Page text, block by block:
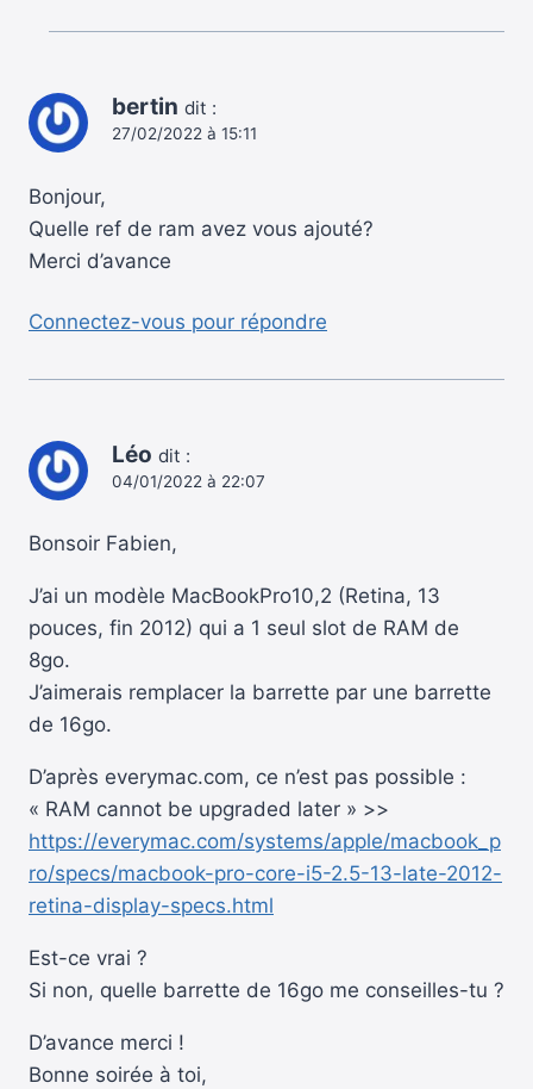
bertin dit :
27/02/2022 à 15:11
Bonjour,
Quelle ref de ram avez vous ajouté?
Merci d’avance
Connectez-vous pour répondre
Léo dit :
04/01/2022 à 22:07
Bonsoir Fabien,
J’ai un modèle MacBookPro10,2 (Retina, 13
pouces, fin 2012) qui a 1 seul slot de RAM de
8go.
J’aimerais remplacer la barrette par une barrette
de 16go.
D’après everymac.com, ce n’est pas possible :
« RAM cannot be upgraded later » >>
https://everymac.com/systems/apple/macbook_p
ro/specs/macbook-pro-core-i5-2.5-13-late-2012-
retina-display-specs.html
Est-ce vrai ?
Si non, quelle barrette de 16go me conseilles-tu ?
D’avance merci !
Bonne soirée à toi,